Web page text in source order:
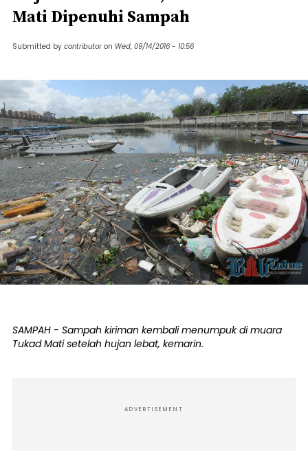
Mati Dipenuhi Sampah
Submitted by contributor on Wed, 09/14/2016 - 10:56
SAMPAH - Sampah kiriman kembali menumpuk di muara
Tukad Mati setelah hujan lebat, kemarin.
ADVERTISEMENT